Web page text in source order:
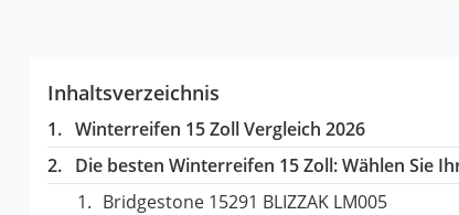
Inhaltsverzeichnis
Winterreifen 15 Zoll Vergleich 2026
Die besten Winterreifen 15 Zoll:Wählen Sie
Bridgestone 15291 BLIZZAK LM005